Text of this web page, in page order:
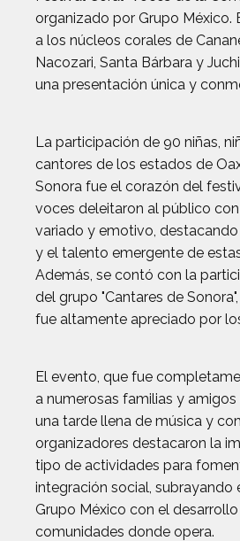
organizado por Grupo México.
a los núcleos corales de
Nacozari, Santa Bárbara y
una presentación única y
La participación de 90 niñas,
cantores de los estados de
Sonora fue el corazón del
voces deleitaron al público
variado y emotivo,
y el talento emergente de
Además, se contó con la
del grupo "Cantares de
fue altamente apreciado por
El evento, que fue
a numerosas familias y
una tarde llena de música y
organizadores destacaron la
tipo de actividades para
integración social,
Grupo México con el
comunidades donde opera.